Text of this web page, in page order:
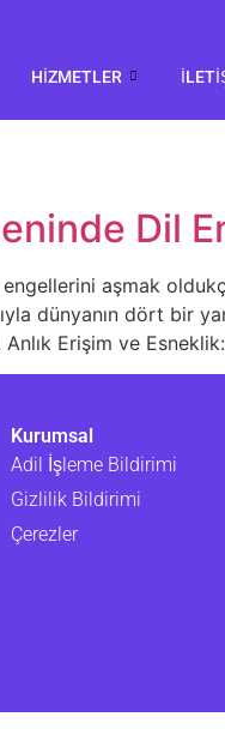
HIZMETLER
Dil
aşmak
dünyanın dört bir
Anlık Erişim ve
Kurumsal
Adil İşleme Bildirimi
Gizlilik Bildirimi
Çerezler